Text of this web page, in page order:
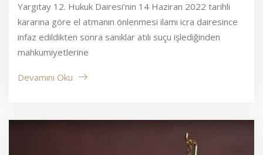
Yargıtay 12. Hukuk Dairesi’nin 14 Haziran 2022 tarihli
kararına göre el atmanın önlenmesi ilamı icra dairesince
infaz edildikten sonra sanıklar atılı suçu işlediğinden
mahkumiyetlerine
Devamını Oku